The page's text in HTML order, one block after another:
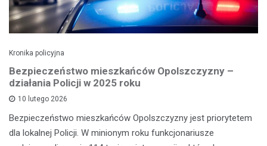
Kronika policyjna
Bezpieczeństwo mieszkańców Opolszczyzny –
działania Policji w 2025 roku
10 lutego 2026
Bezpieczeństwo mieszkańców Opolszczyzny jest priorytetem
dla lokalnej Policji. W minionym roku funkcjonariusze